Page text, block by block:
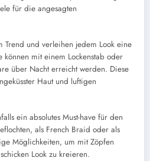
für die angesagten
Trend und verleihen jedem Look eine
mit einem Lockenstab oder
über Nacht erreicht werden. Diese
Haut und luftigen
ein absolutes Must-have für den
als French Braid oder als
Möglichkeiten, um mit Zöpfen
Look zu kreieren.